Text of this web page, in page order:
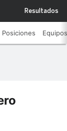
Resultados
Posiciones Equipos